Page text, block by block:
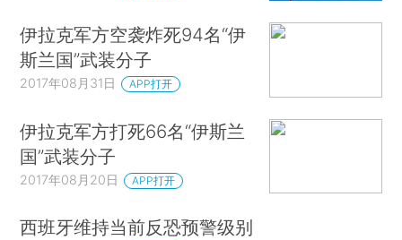
伊拉克军方空袭炸死94名“伊
斯兰国”武装分子
2017年08月31日 APP打开
伊拉克军方打死66名“伊斯兰
国”武装分子
2017年08月20日 APP打开
西班牙维持当前反恐预警级别